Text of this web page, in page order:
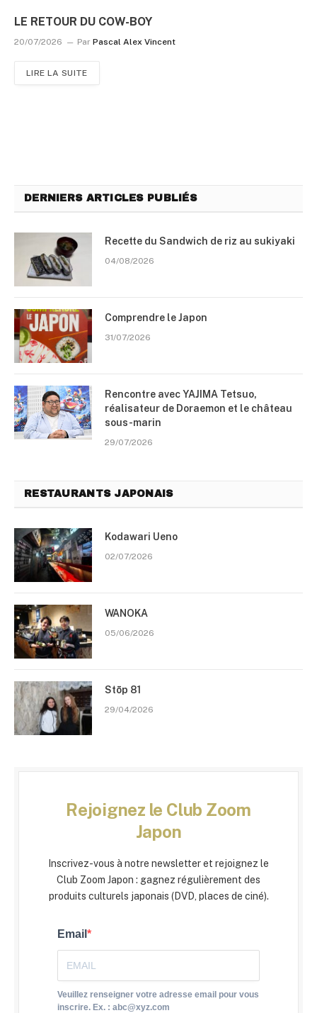
LE RETOUR DU COW-BOY
20/07/2026 Par Pascal Alex Vincent
LIRE LA SUITE
DERNIERS ARTICLES PUBLIÉS
Recette du Sandwich de riz au sukiyaki
04/08/2026
Comprendre le Japon
31/07/2026
Rencontre avec YAJIMA Tetsuo,
réalisateur de Doraemon et le château
sous-marin
29/07/2026
RESTAURANTS JAPONAIS
Kodawari Ueno
02/07/2026
WANOKA
05/06/2026
Stōp 81
29/04/2026
Rejoignez le Club Zoom
Japon
Inscrivez-vous à notre newsletter et rejoignez le
Club Zoom Japon : gagnez régulièrement des
produits culturels japonais (DVD, places de ciné).
Email
Veuillez renseigner votre adresse email pour vous
inscrire. Ex. : abc@xyz.com